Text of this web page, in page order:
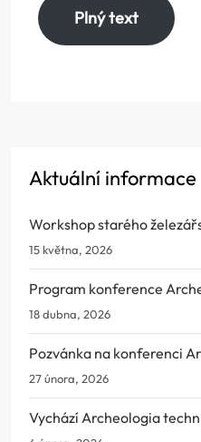
Plný text
Aktuální informace
Workshop starého
15 května, 2026
Program konference
18 dubna, 2026
Pozvánka na konferenci
27 února, 2026
Vychází Archeologia